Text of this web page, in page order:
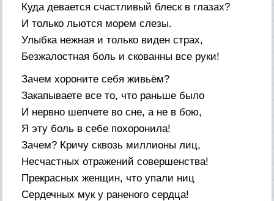
Куда девается счастливый блеск в глазах?
И только льются морем слезы.
Улыбка нежная и только виден страх,
Безжалостная боль и скованны все руки!
Зачем хороните себя живьём?
Закапываете все то, что раньше было
И нервно шепчете во сне, а не в бою,
Я эту боль в себе похоронила!
Зачем? Кричу сквозь миллионы лиц,
Несчастных отражений совершенства!
Прекрасных женщин, что упали ниц
Сердечных мук у раненого сердца!